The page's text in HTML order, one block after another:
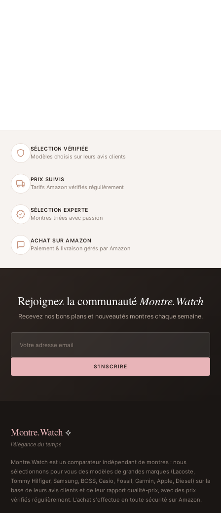
SÉLECTION VÉRIFIÉE
Modèles choisis sur leurs avis clients
PRIX SUIVIS
Tarifs Amazon vérifiés régulièrement
SÉLECTION EXPERTE
Montres triées avec passion
ACHAT SUR AMAZON
Paiement & livraison gérés par Amazon
Rejoignez la communautéMontre.Watch
Recevez nos bons plans et nouveautés montres chaque semaine.
S'INSCRIRE
Montre.Watch ⟡
l'élégance du temps
Montre.Watch est un comparateur indépendant de montres : nous
sélectionnons pour vous des modèles de grandes marques (Lacoste,
Tommy Hilfiger, Samsung, BOSS, Casio, Fossil, Garmin, Apple, Diesel) sur la
base de leurs avis clients et de leur rapport qualité-prix, avec des prix
vérifiés régulièrement. L'achat s'effectue en toute sécurité sur Amazon.